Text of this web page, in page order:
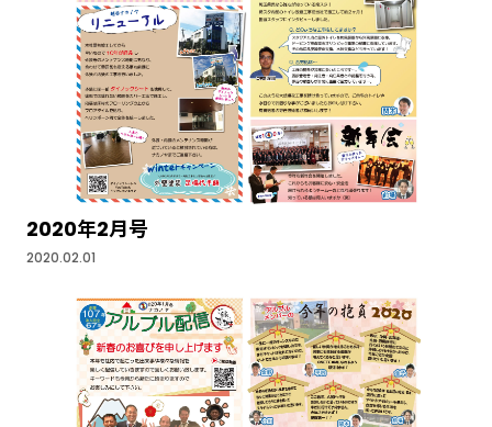
2020年2月号
2020.02.01